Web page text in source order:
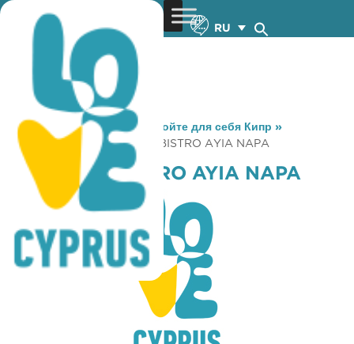
RU
You are here: Home »Откройте для себя Кипр »
Gastronomy
» COLUMBIA BISTRO AYIA NAPA
COLUMBIA BISTRO AYIA NAPA